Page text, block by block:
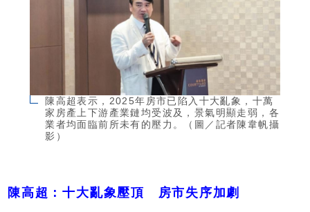
陳高超表示，2025年房市已陷入十大亂象，十萬
家房產上下游產業鏈均受波及，景氣明顯走弱，各
業者均面臨前所未有的壓力。（圖／記者陳韋帆攝
影）
陳高超：十大亂象壓頂 房市失序加劇